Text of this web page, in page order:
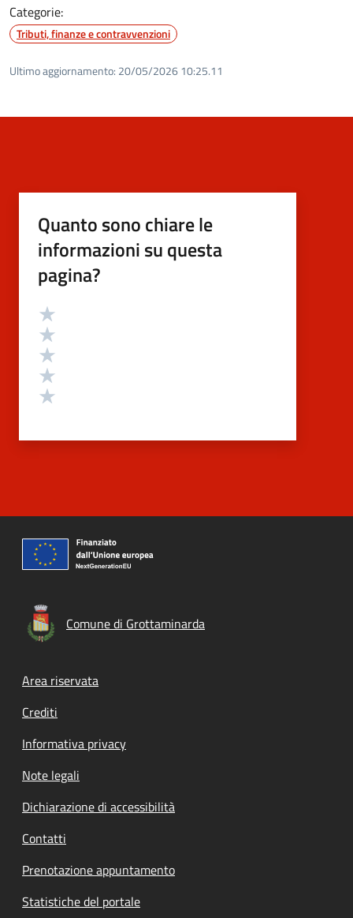
Categorie:
Tributi, finanze e contravvenzioni
Ultimo aggiornamento: 20/05/2026 10:25.11
Quanto sono chiare le
informazioni su questa
pagina?
Valutazione
Comune di Grottaminarda
Footer menu
Area riservata
Crediti
Informativa privacy
Note legali
Dichiarazione di accessibilità
Contatti
Prenotazione appuntamento
Statistiche del portale